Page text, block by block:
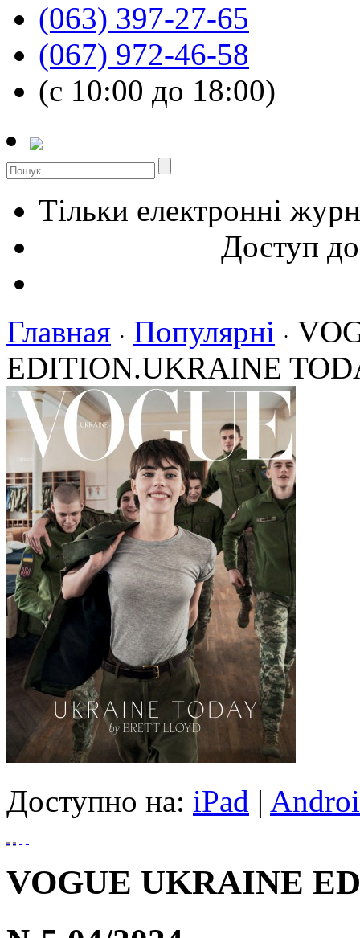
(063) 397-27-65
(067) 972-46-58
(с 10:00 до 18:00)
Тільки електронні
Доступ
Главная · Популярні ·
EDITION.UKRAINE
Доступно на: iPad |
VOGUE UKRAINE